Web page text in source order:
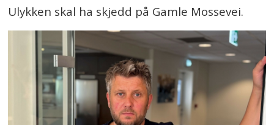
Ulykken skal ha skjedd på Gamle Mossevei.